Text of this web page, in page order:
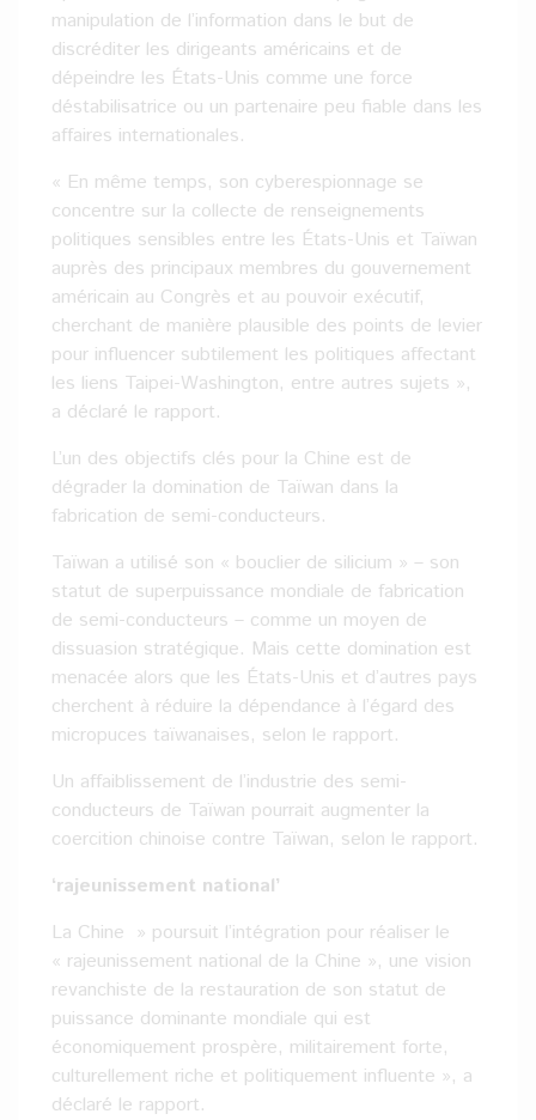
manipulation de l’information dans le but de
discréditer les dirigeants américains et de
dépeindre les États-Unis comme une force
déstabilisatrice ou un partenaire peu fiable dans les
affaires internationales.
« En même temps, son cyberespionnage se
concentre sur la collecte de renseignements
politiques sensibles entre les États-Unis et Taïwan
auprès des principaux membres du gouvernement
américain au Congrès et au pouvoir exécutif,
cherchant de manière plausible des points de levier
pour influencer subtilement les politiques affectant
les liens Taipei-Washington, entre autres sujets »,
a déclaré le rapport.
L’un des objectifs clés pour la Chine est de
dégrader la domination de Taïwan dans la
fabrication de semi-conducteurs.
Taïwan a utilisé son « bouclier de silicium » – son
statut de superpuissance mondiale de fabrication
de semi-conducteurs – comme un moyen de
dissuasion stratégique. Mais cette domination est
menacée alors que les États-Unis et d’autres pays
cherchent à réduire la dépendance à l’égard des
micropuces taïwanaises, selon le rapport.
Un affaiblissement de l’industrie des semi-
conducteurs de Taïwan pourrait augmenter la
coercition chinoise contre Taïwan, selon le rapport.
‘rajeunissement national’
La Chine » poursuit l’intégration pour réaliser le
« rajeunissement national de la Chine », une vision
revanchiste de la restauration de son statut de
puissance dominante mondiale qui est
économiquement prospère, militairement forte,
culturellement riche et politiquement influente », a
déclaré le rapport.